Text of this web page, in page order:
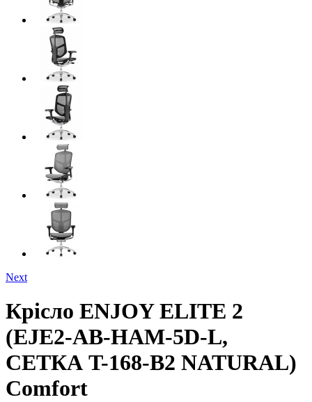
Next
Крісло ENJOY ELITE 2
(EJE2-AB-HAM-5D-L,
СЕТКА T-168-B2 NATURAL)
Comfort